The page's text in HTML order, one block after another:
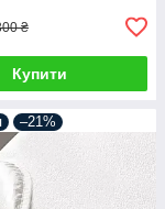
₴
Купити
–21%